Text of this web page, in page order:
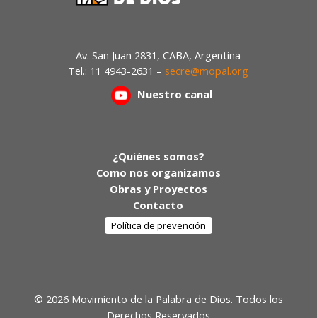
Av. San Juan 2831, CABA, Argentina
Tel.: 11 4943-2631 – secre@mopal.org
Nuestro canal
¿Quiénes somos?
Como nos organizamos
Obras y Proyectos
Contacto
Política de prevención
© 2026 Movimiento de la Palabra de Dios. Todos los
Derechos Reservados